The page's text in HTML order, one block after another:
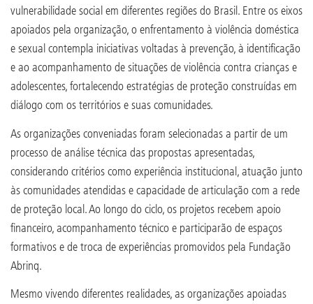
vulnerabilidade social em diferentes regiões do Brasil. Entre os eixos
apoiados pela organização, o enfrentamento à violência doméstica
e sexual contempla iniciativas voltadas à prevenção, à identificação
e ao acompanhamento de situações de violência contra crianças e
adolescentes, fortalecendo estratégias de proteção construídas em
diálogo com os territórios e suas comunidades.
As organizações conveniadas foram selecionadas a partir de um
processo de análise técnica das propostas apresentadas,
considerando critérios como experiência institucional, atuação junto
às comunidades atendidas e capacidade de articulação com a rede
de proteção local. Ao longo do ciclo, os projetos recebem apoio
financeiro, acompanhamento técnico e participarão de espaços
formativos e de troca de experiências promovidos pela Fundação
Abrinq.
Mesmo vivendo diferentes realidades, as organizações apoiadas